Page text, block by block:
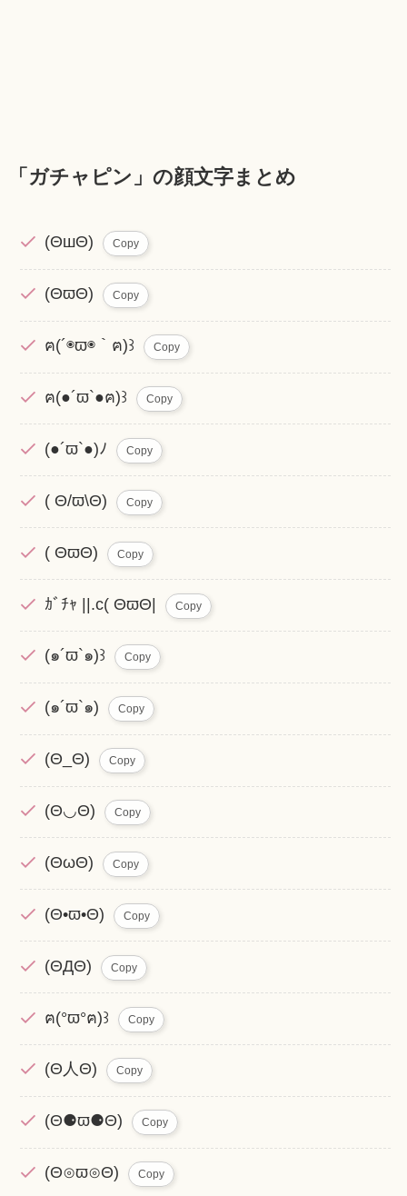
「ガチャピン」の顔文字まとめ
(ΘшΘ) Copy
‪(ΘϖΘ) Copy
ฅ(´◉ϖ◉｀ฅ)꒱ Copy
ฅ(●´ϖ`●ฅ)꒱ Copy
(●´ϖ`●)ﾉ Copy
( Θ/ϖ\Θ) Copy
( ΘϖΘ) Copy
ｶﾞﾁｬ ||.c( ΘϖΘ| Copy
(๑´ϖ`๑)꒱ Copy
(๑´ϖ`๑) Copy
(Θ_Θ) Copy
(Θ◡Θ) Copy
(ΘωΘ) Copy
(Θ•ϖ•Θ) Copy
(ΘДΘ) Copy
ฅ(°ϖ°ฅ)꒱ Copy
(Θ人Θ) Copy
(Θ⚈ϖ⚈Θ) Copy
(Θ⊙ϖ⊙Θ) Copy